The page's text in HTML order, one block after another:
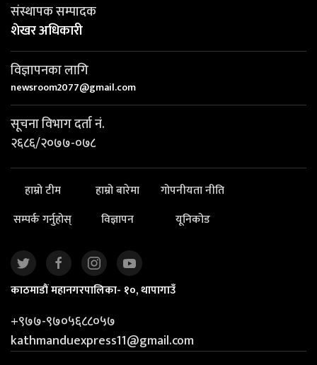
संस्थापक सम्पादक
शेखर अधिकारी
विज्ञापनका लागि
newsroom2077@gmail.com
सूचना विभाग दर्ता नं.
२६८६/२०७७-०७८
हाम्रो टीम हाम्रो बारेमा
गोपनीयता नीति
सम्पर्क गर्नुहोस्
विज्ञापन यूनिकोड
काठमाडौं महानगरपालिका- १०, थापागाउँ
+९७७-९७०५६८८०५७
kathmanduexpress11@gmail.com